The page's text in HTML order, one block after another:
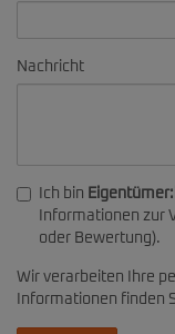
Nachricht
Ich bin
Informationen zur
oder Bewertung).
Wir verarbeiten Ihre
Informationen finden